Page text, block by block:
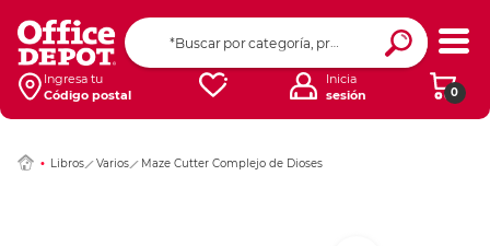
Ingresa tu
Código postal
0
Inicia
sesión
Libros Varios Maze Cutter Complejo de Dioses
Ingresar Codigo